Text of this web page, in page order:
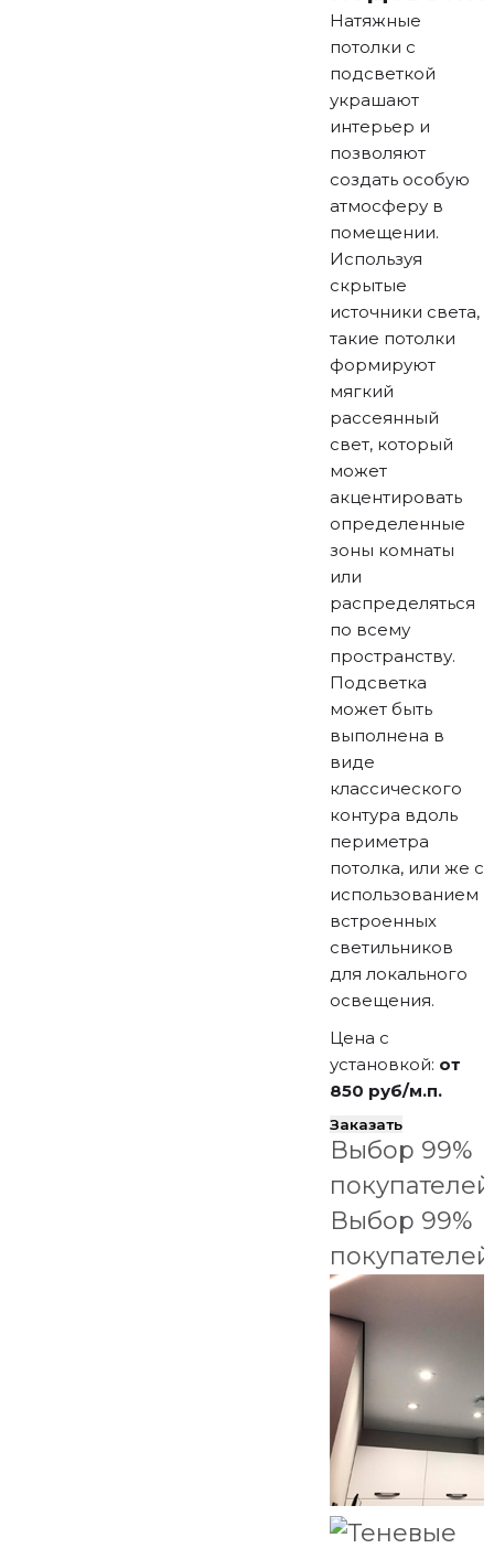
Натяжные
потолки с
подсветкой
украшают
интерьер и
позволяют
создать особую
атмосферу в
помещении.
Используя
скрытые
источники света,
такие потолки
формируют
мягкий
рассеянный
свет, который
может
акцентировать
определенные
зоны комнаты
или
распределяться
по всему
пространству.
Подсветка
может быть
выполнена в
виде
классического
контура вдоль
периметра
потолка, или же с
использованием
встроенных
светильников
для локального
освещения.
Цена с
установкой: от
850 руб/м.п.
Заказать
Выбор 99%
покупателей
Выбор 99%
покупателей